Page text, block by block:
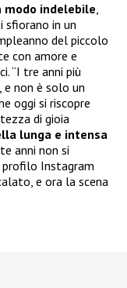
modo indelebile,
sfiorano in un
del piccolo
con amore e
“I tre anni più
e non è solo un
oggi si riscopre
di gioia
lunga e intensa
anni non si
profilo Instagram
e ora la scena